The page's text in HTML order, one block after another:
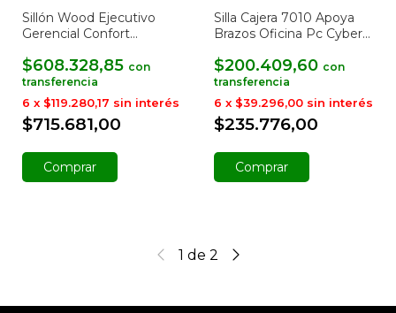
Sillón Wood Ejecutivo
Gerencial Confort
$608.328,85 con
$715.681,00
6 x $119.280,17 sin interés
Comprar
Silla Cajera 7010 Apoya
Brazos Oficina Pc Cyber
$200.409,60 con
$235.776,00
6 x $39.296,00 sin interés
Comprar
1 de 2